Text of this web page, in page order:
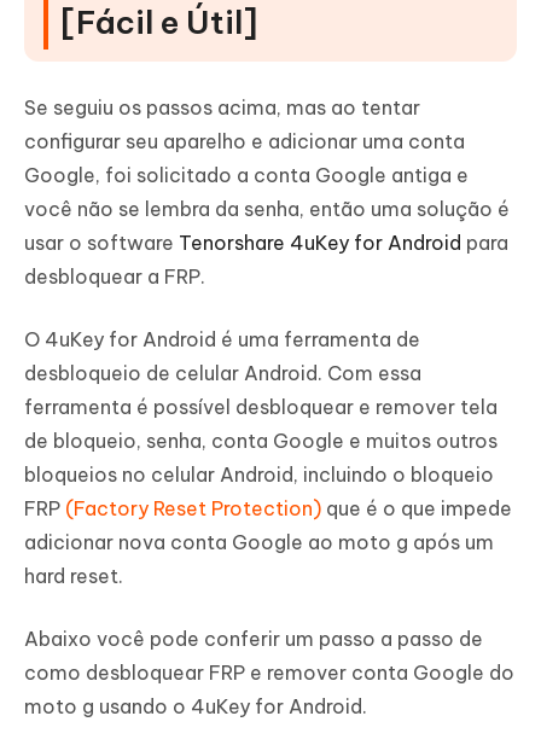
[Fácil e Útil]
Se seguiu os passos acima, mas ao tentar
configurar seu aparelho e adicionar uma conta
Google, foi solicitado a conta Google antiga e
você não se lembra da senha, então uma solução é
usar o software Tenorshare 4uKey for Android para
desbloquear a FRP.
O 4uKey for Android é uma ferramenta de
desbloqueio de celular Android. Com essa
ferramenta é possível desbloquear e remover tela
de bloqueio, senha, conta Google e muitos outros
bloqueios no celular Android, incluindo o bloqueio
FRP (Factory Reset Protection) que é o que impede
adicionar nova conta Google ao moto g após um
hard reset.
Abaixo você pode conferir um passo a passo de
como desbloquear FRP e remover conta Google do
moto g usando o 4uKey for Android.